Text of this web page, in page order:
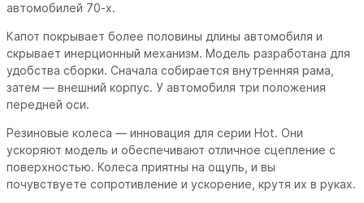
автомобилей 70-х.
Капот покрывает более половины длины автомобиля и
скрывает инерционный механизм. Модель разработана для
удобства сборки. Сначала собирается внутренняя рама,
затем — внешний корпус. У автомобиля три положения
передней оси.
Резиновые колеса — инновация для серии Hot. Они
ускоряют модель и обеспечивают отличное сцепление с
поверхностью. Колеса приятны на ощупь, и вы
почувствуете сопротивление и ускорение, крутя их в руках.